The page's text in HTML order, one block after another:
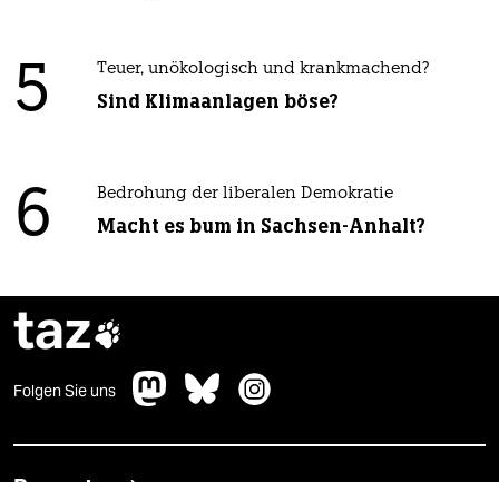
5 Teuer, unökologisch und krankmachend?
Sind Klimaanlagen böse?
6 Bedrohung der liberalen Demokratie
Macht es bum in Sachsen-Anhalt?
taz
Folgen Sie uns